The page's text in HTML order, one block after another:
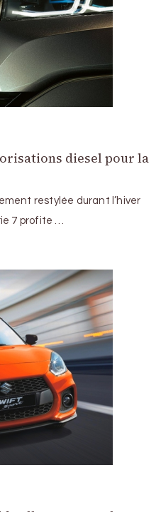
diesel pour la
restylée durant l’hiver
7 profite …